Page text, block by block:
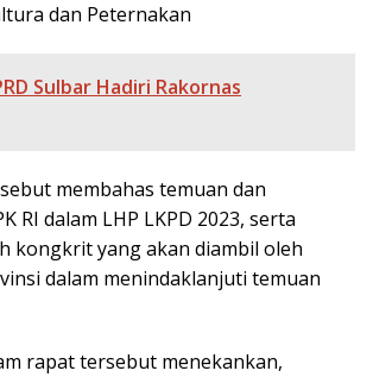
dan Peternakan
Sulbar Hadiri Rakornas
membahas temuan dan
RI dalam LHP LKPD 2023, serta
kongkrit yang akan diambil oleh
dalam menindaklanjuti temuan
rapat tersebut menekankan,